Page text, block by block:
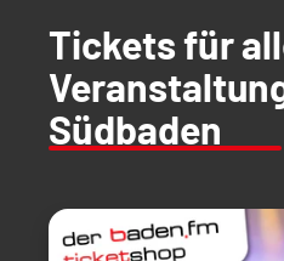
Tickets für
Südbaden